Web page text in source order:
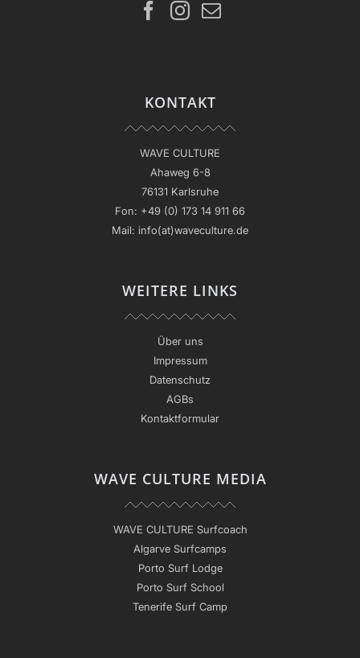
KONTAKT
WAVE CULTURE
Ahaweg 6-8
76131 Karlsruhe
Fon: +49 (0) 173 14 911 66
Mail: info(at)waveculture.de
WEITERE LINKS
Über uns
Impressum
Datenschutz
AGBs
Kontaktformular
WAVE CULTURE MEDIA
WAVE CULTURE Surfcoach
Algarve Surfcamps
Porto Surf Lodge
Porto Surf School
Tenerife Surf Camp